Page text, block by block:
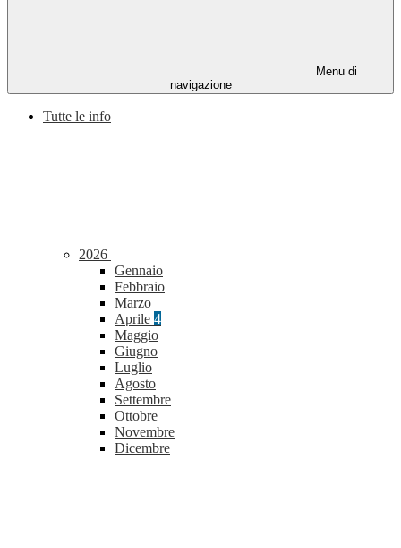
Menu di
navigazione
Tutte le info
2026
Gennaio
Febbraio
Marzo
Aprile 4
Maggio
Giugno
Luglio
Agosto
Settembre
Ottobre
Novembre
Dicembre